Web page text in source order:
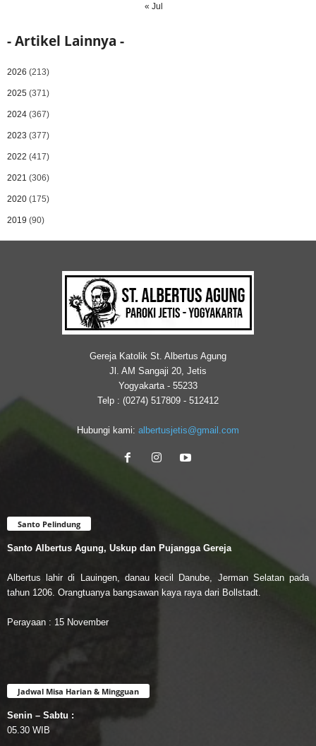
« Jul
- Artikel Lainnya -
2026 (213)
2025 (371)
2024 (367)
2023 (377)
2022 (417)
2021 (306)
2020 (175)
2019 (90)
Gereja Katolik St. Albertus Agung
Jl. AM Sangaji 20, Jetis
Yogyakarta - 55233
Telp : (0274) 517809 - 512412
Hubungi kami: albertusjetis@gmail.com
Santo Pelindung
Santo Albertus Agung, Uskup dan Pujangga Gereja
Albertus lahir di Lauingen, danau kecil Danube, Jerman Selatan pada
tahun 1206. Orangtuanya bangsawan kaya raya dari Bollstadt.
Perayaan : 15 November
Jadwal Misa Harian & Mingguan
Senin – Sabtu :
05.30 WIB